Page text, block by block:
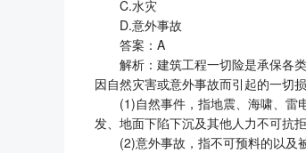
C.水灾
D.意外事故
答案：A
解析：建筑工程一切险是承保各
因自然灾害或意外事故而引起的一切
(1)自然事件，指地震、海啸、雷
发、地面下陷下沉及其他人力不可抗
(2)意外事故，指不可预料的以及